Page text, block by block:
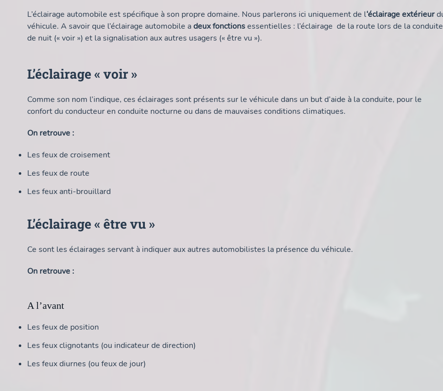
L’éclairage automobile est spécifique à son propre domaine. Nous parlerons ici uniquement de l‘éclairage extérieur
véhicule. A savoir que l’éclairage automobile adeux fonctionsessentielles : l’éclairage de la route lors de la conduite
de nuit (« voir ») et la signalisation aux autres usagers (« être vu »).
L’éclairage « voir »
Comme son nom l’indique, ces éclairages sont présents sur le véhicule dans un but d’aide à la conduite, pour le
confort du conducteur en conduite nocturne ou dans de mauvaises conditions climatiques.
On retrouve :
Les feux de croisement
Les feux de route
Les feux anti-brouillard
L’éclairage « être vu »
Ce sont les éclairages servant à indiquer aux autres automobilistes la présence du véhicule.
On retrouve :
A l’avant
Les feux de position
Les feux clignotants (ou indicateur de direction)
Les feux diurnes (ou feux de jour)